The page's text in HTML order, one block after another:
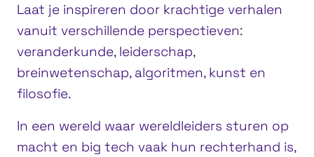
Laat je inspireren door krachtige verhalen
vanuit verschillende perspectieven:
veranderkunde, leiderschap,
breinwetenschap, algoritmen, kunst en
filosofie.
In een wereld waar wereldleiders sturen op
macht en big tech vaak hun rechterhand is,